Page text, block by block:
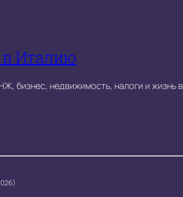
Италию
бизнес, недвижимость, налоги и жизнь